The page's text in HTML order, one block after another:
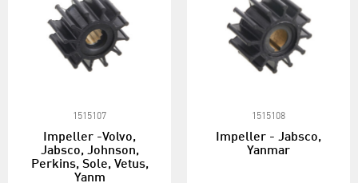
1515107
Impeller -Volvo,
Jabsco, Johnson,
Perkins, Sole, Vetus,
Yanm
1515108
Impeller - Jabsco,
Yanmar